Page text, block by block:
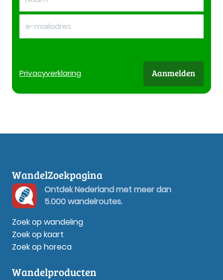
Privacyverklaring Aanmelden
WandelZoekpagina
Ontdek Nederland met meer dan
5.000 wandelroutes.
Zoek op wandeling
Zoek op kaart
Zoek op horeca
Wandelproducten